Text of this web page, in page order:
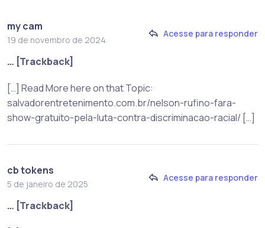
my cam
19 de novembro de 2024
Acesse para responder
… [Trackback]
[…] Read More here on that Topic:
salvadorentretenimento.com.br/nelson-rufino-fara-
show-gratuito-pela-luta-contra-discriminacao-racial/ […]
cb tokens
5 de janeiro de 2025
Acesse para responder
… [Trackback]